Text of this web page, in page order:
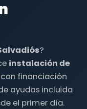
?
instalación de
con financiación
ayudas incluida
el primer día.